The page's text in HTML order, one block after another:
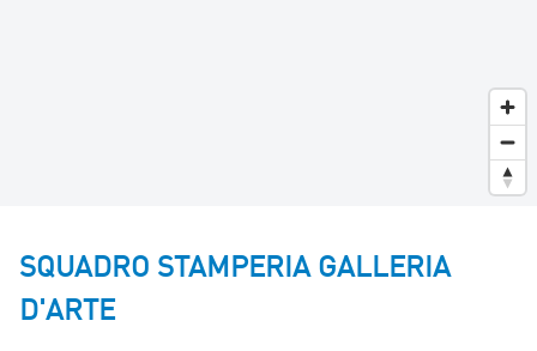
SQUADRO STAMPERIA GALLERIA
D'ARTE